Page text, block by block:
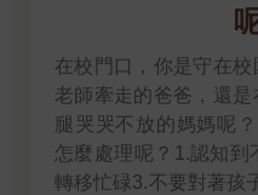
在校門口，你是守在
老師牽走的爸爸，還
腿哭哭不放的媽媽呢
怎麼處理呢？1.認知到
轉移忙碌3.不要對著孩